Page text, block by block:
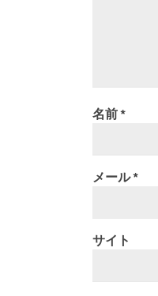
名前*
メール*
サイト